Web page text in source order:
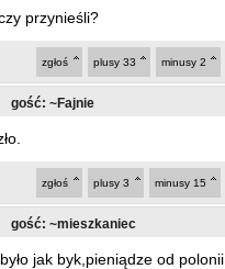
przynieśli?
minusy 2
plusy 33
zgłoś
gość: ~Fajnie
minusy 15
plusy 3
zgłoś
gość: ~mieszkaniec
jak byk,pieniądze od polonii